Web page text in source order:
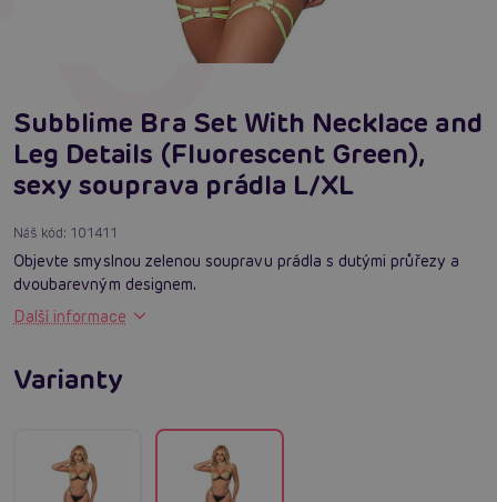
Subblime Bra Set With Necklace and
Leg Details (Fluorescent Green),
sexy souprava prádla L/XL
Náš kód: 101411
Objevte smyslnou zelenou soupravu prádla s dutými průřezy a
dvoubarevným designem.
Další informace
Varianty